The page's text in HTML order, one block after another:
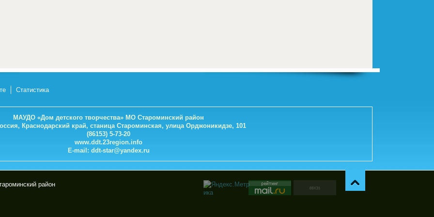
Статистика
МАУДО «Дом детского творчества» МО Староминский район
Краснодарский край, станица Староминская, улица Орджоникидзе, 101
(86153) 5-73-20
www.ddt.23region.info
E-mail: ddt-star@yandex.ru
район